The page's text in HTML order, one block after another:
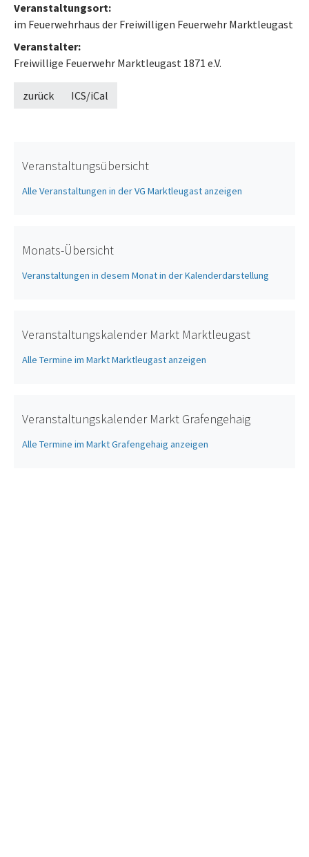
Veranstaltungsort:
im Feuerwehrhaus der Freiwilligen Feuerwehr Marktleugast
Veranstalter:
Freiwillige Feuerwehr Marktleugast 1871 e.V.
zurück ICS/iCal
Veranstaltungsübersicht
Alle Veranstaltungen in der VG Marktleugast anzeigen
Monats-Übersicht
Veranstaltungen in desem Monat in der Kalenderdarstellung
Veranstaltungskalender Markt Marktleugast
Alle Termine im Markt Marktleugast anzeigen
Veranstaltungskalender Markt Grafengehaig
Alle Termine im Markt Grafengehaig anzeigen